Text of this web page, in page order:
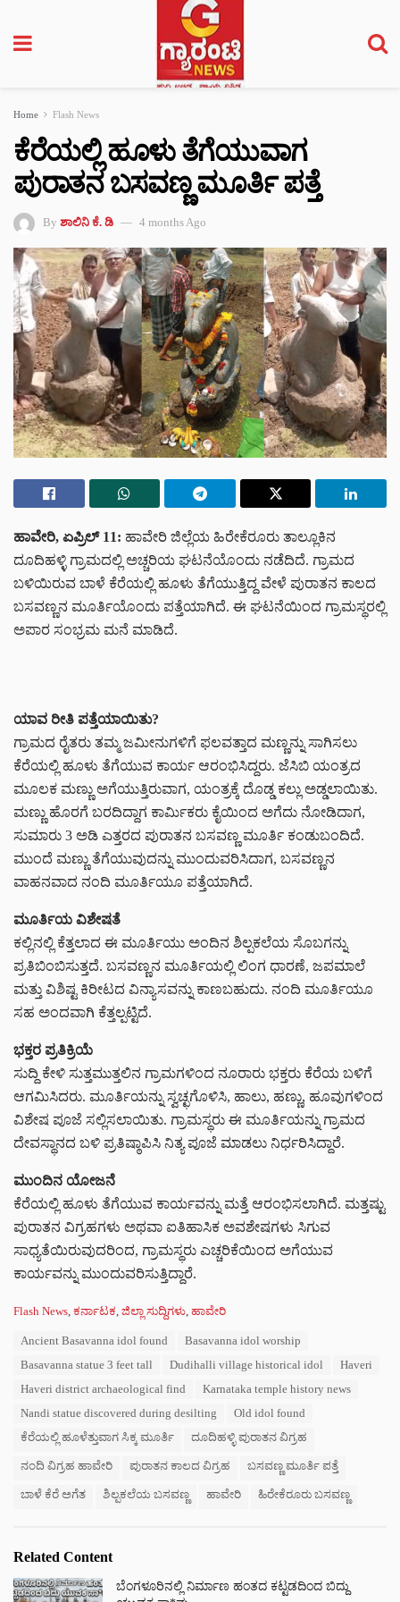
Home Flash News
ಕೆರೆಯಲ್ಲಿ ಹೂಳು ತೆಗೆಯುವಾಗ
ಪುರಾತನ ಬಸವಣ್ಣ ಮೂರ್ತಿ ಪತ್ತೆ
By ಶಾಲಿನಿ ಕೆ. ಡಿ 4 months Ago
ಹಾವೇರಿ, ಏಪ್ರಿಲ್ 11: ಹಾವೇರಿ ಜಿಲ್ಲೆಯ ಹಿರೇಕೆರೂರು ತಾಲ್ಲೂಕಿನ
ದೂದಿಹಳ್ಳಿ ಗ್ರಾಮದಲ್ಲಿ ಅಚ್ಚರಿಯ ಘಟನೆಯೊಂದು ನಡೆದಿದೆ. ಗ್ರಾಮದ
ಬಳಿಯಿರುವ ಬಾಳೆ ಕೆರೆಯಲ್ಲಿ ಹೂಳು ತೆಗೆಯುತ್ತಿದ್ದ ವೇಳೆ ಪುರಾತನ ಕಾಲದ
ಬಸವಣ್ಣನ ಮೂರ್ತಿಯೊಂದು ಪತ್ತೆಯಾಗಿದೆ. ಈ ಘಟನೆಯಿಂದ ಗ್ರಾಮಸ್ಥರಲ್ಲಿ
ಅಪಾರ ಸಂಭ್ರಮ ಮನೆ ಮಾಡಿದೆ.
ಯಾವ ರೀತಿ ಪತ್ತೆಯಾಯಿತು?
ಗ್ರಾಮದ ರೈತರು ತಮ್ಮ ಜಮೀನುಗಳಿಗೆ ಫಲವತ್ತಾದ ಮಣ್ಣನ್ನು ಸಾಗಿಸಲು
ಕೆರೆಯಲ್ಲಿ ಹೂಳು ತೆಗೆಯುವ ಕಾರ್ಯ ಆರಂಭಿಸಿದ್ದರು. ಜೆಸಿಬಿ ಯಂತ್ರದ
ಮೂಲಕ ಮಣ್ಣು ಅಗೆಯುತ್ತಿರುವಾಗ, ಯಂತ್ರಕ್ಕೆ ದೊಡ್ಡ ಕಲ್ಲು ಅಡ್ಡಲಾಯಿತು.
ಮಣ್ಣು ಹೊರಗೆ ಬರದಿದ್ದಾಗ ಕಾರ್ಮಿಕರು ಕೈಯಿಂದ ಅಗೆದು ನೋಡಿದಾಗ,
ಸುಮಾರು 3 ಅಡಿ ಎತ್ತರದ ಪುರಾತನ ಬಸವಣ್ಣ ಮೂರ್ತಿ ಕಂಡುಬಂದಿದೆ.
ಮುಂದೆ ಮಣ್ಣು ತೆಗೆಯುವುದನ್ನು ಮುಂದುವರಿಸಿದಾಗ, ಬಸವಣ್ಣನ
ವಾಹನವಾದ ನಂದಿ ಮೂರ್ತಿಯೂ ಪತ್ತೆಯಾಗಿದೆ.
ಮೂರ್ತಿಯ ವಿಶೇಷತೆ
ಕಲ್ಲಿನಲ್ಲಿ ಕೆತ್ತಲಾದ ಈ ಮೂರ್ತಿಯು ಅಂದಿನ ಶಿಲ್ಪಕಲೆಯ ಸೊಬಗನ್ನು
ಪ್ರತಿಬಿಂಬಿಸುತ್ತದೆ. ಬಸವಣ್ಣನ ಮೂರ್ತಿಯಲ್ಲಿ ಲಿಂಗ ಧಾರಣೆ, ಜಪಮಾಲೆ
ಮತ್ತು ವಿಶಿಷ್ಟ ಕಿರೀಟದ ವಿನ್ಯಾಸವನ್ನು ಕಾಣಬಹುದು. ನಂದಿ ಮೂರ್ತಿಯೂ
ಸಹ ಅಂದವಾಗಿ ಕೆತ್ತಲ್ಪಟ್ಟಿದೆ.
ಭಕ್ತರ ಪ್ರತಿಕ್ರಿಯೆ
ಸುದ್ದಿ ಕೇಳಿ ಸುತ್ತಮುತ್ತಲಿನ ಗ್ರಾಮಗಳಿಂದ ನೂರಾರು ಭಕ್ತರು ಕೆರೆಯ ಬಳಿಗೆ
ಆಗಮಿಸಿದರು. ಮೂರ್ತಿಯನ್ನು ಸ್ವಚ್ಛಗೊಳಿಸಿ, ಹಾಲು, ಹಣ್ಣು, ಹೂವುಗಳಿಂದ
ವಿಶೇಷ ಪೂಜೆ ಸಲ್ಲಿಸಲಾಯಿತು. ಗ್ರಾಮಸ್ಥರು ಈ ಮೂರ್ತಿಯನ್ನು ಗ್ರಾಮದ
ದೇವಸ್ಥಾನದ ಬಳಿ ಪ್ರತಿಷ್ಠಾಪಿಸಿ ನಿತ್ಯ ಪೂಜೆ ಮಾಡಲು ನಿರ್ಧರಿಸಿದ್ದಾರೆ.
ಮುಂದಿನ ಯೋಜನೆ
ಕೆರೆಯಲ್ಲಿ ಹೂಳು ತೆಗೆಯುವ ಕಾರ್ಯವನ್ನು ಮತ್ತೆ ಆರಂಭಿಸಲಾಗಿದೆ. ಮತ್ತಷ್ಟು
ಪುರಾತನ ವಿಗ್ರಹಗಳು ಅಥವಾ ಐತಿಹಾಸಿಕ ಅವಶೇಷಗಳು ಸಿಗುವ
ಸಾಧ್ಯತೆಯಿರುವುದರಿಂದ, ಗ್ರಾಮಸ್ಥರು ಎಚ್ಚರಿಕೆಯಿಂದ ಅಗೆಯುವ
ಕಾರ್ಯವನ್ನು ಮುಂದುವರಿಸುತ್ತಿದ್ದಾರೆ.
C
Flash News ಕರ್ನಾಟಕ ಜಿಲ್ಲಾ ಸುದ್ದಿಗಳು ಹಾವೇರಿ
Ancient Basavanna idol found
Basavanna idol worship
Basavanna statue 3 feet tall
Dudihalli village historical idol
Haveri
Haveri district archaeological find
Karnataka temple history news
Nandi statue discovered during desilting
Old idol found
ಕೆರೆಯಲ್ಲಿ ಹೂಳೆತ್ತುವಾಗ ಸಿಕ್ಕ ಮೂರ್ತಿ
ದೂದಿಹಳ್ಳಿ ಪುರಾತನ ವಿಗ್ರಹ
ನಂದಿ ವಿಗ್ರಹ ಹಾವೇರಿ ಪುರಾತನ ಕಾಲದ ವಿಗ್ರಹ ಬಸವಣ್ಣ ಮೂರ್ತಿ ಪತ್ತೆ
ಬಾಳೆ ಕೆರೆ ಅಗೆತ ಶಿಲ್ಪಕಲೆಯ ಬಸವಣ್ಣ ಹಾವೇರಿ ಹಿರೇಕೆರೂರು ಬಸವಣ್ಣ
Related Content
ಬೆಂಗಳೂರಿನಲ್ಲಿ ನಿರ್ಮಾಣ ಹಂತದ ಕಟ್ಟಡದಿಂದ ಬಿದ್ದು